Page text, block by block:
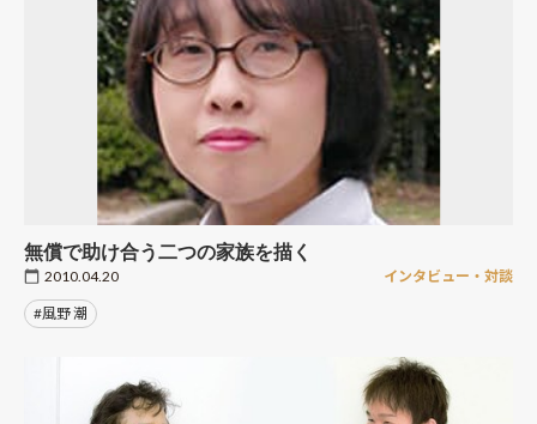
無償で助け合う二つの家族を描く
2010.04.20 インタビュー・対談
#風野 潮